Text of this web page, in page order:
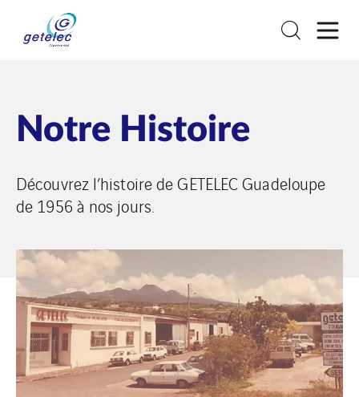
Notre Histoire
Découvrez l’histoire de GETELEC Guadeloupe
de 1956 à nos jours.